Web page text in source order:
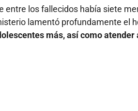
entre los fallecidos había siete
lamentó profundamente el
más, así como